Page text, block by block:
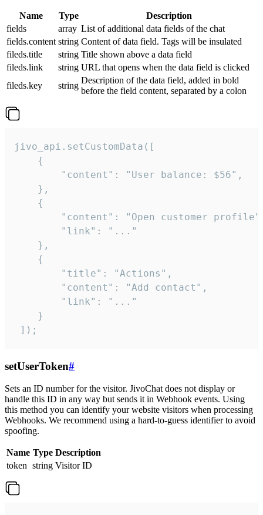
Name Type
Description
fields
array List of additional data fields of the chat
fields.content string Content of data field. Tags will be insulated
fileds.title
string Title shown above a data field
fileds.link
string URL that opens when the data field is clicked
fileds.key
string
Description of the data field, added in bold
before the field content, separated by a colon
jivo_api.setCustomData([
    {
        "content": "User balance: $56",
    },
    {
"content": "Open customer
        "link": "..."
    },
    {
        "title": "Actions",
        "content": "Add contact",
        "link": "..."
    }
]);
setUserToken#
Sets an ID number for the visitor. JivoChat does not display or
handle this ID in any way but sends it in Webhook events. Using
this method you can identify your website visitors when processing
Webhooks. We recommend using a hard-to-guess identifier to avoid
spoofing.
Name Type Description
token string Visitor ID